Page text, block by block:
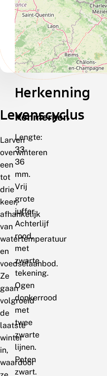
Levenscyclus
Larven
overwinteren
een
tot
drie
keer,
afhankelijk
van
watertemperatuur
en
voedselaanbod.
Ze
gaan
volgroeid
de
laatste
winter
in,
waardoor
Herkenning
Kenmerken
Lengte:
33-
36
mm.
Vrij
grote
juffer.
Achterlijf
rood,
met
zwarte
tekening.
Ogen
donkerrood
met
twee
zwarte
lijnen.
Poten
zwart.